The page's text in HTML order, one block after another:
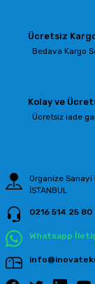
Ürün resmi
Ürün fiyatı diğer
Ücretsiz
Bedava Kargo
Kolay ve
Ücretsiz iade
Organize Sanayi
İSTANBUL
0216 514 25 80
Whatsapp